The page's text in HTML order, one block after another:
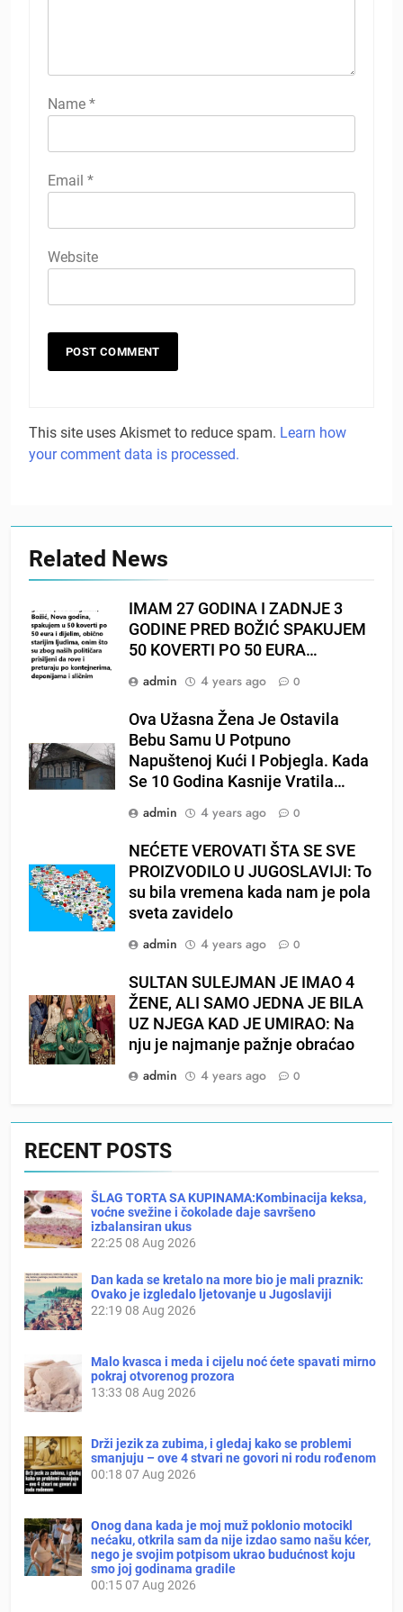
Name *
Email *
Website
This site uses Akismet to reduce spam. Learn how
your comment data is processed.
Related News
IMAM 27 GODINA I ZADNJE 3
GODINE PRED BOŽIĆ SPAKUJEM
50 KOVERTI PO 50 EURA…
admin
4 years ago 0
Ova Užasna Žena Je Ostavila
Bebu Samu U Potpuno
Napuštenoj Kući I Pobjegla. Kada
Se 10 Godina Kasnije Vratila…
admin
4 years ago 0
NEĆETE VEROVATI ŠTA SE SVE
PROIZVODILO U JUGOSLAVIJI: To
su bila vremena kada nam je pola
sveta zavidelo
admin
4 years ago 0
SULTAN SULEJMAN JE IMAO 4
ŽENE, ALI SAMO JEDNA JE BILA
UZ NJEGA KAD JE UMIRAO: Na
nju je najmanje pažnje obraćao
admin
4 years ago 0
RECENT POSTS
ŠLAG TORTA SA KUPINAMA:Kombinacija keksa,
voćne svežine i čokolade daje savršeno
izbalansiran ukus
22:2508 Aug 2026
Dan kada se kretalo na more bio je mali praznik:
Ovako je izgledalo ljetovanje u Jugoslaviji
22:19 08 Aug 2026
Malo kvasca i meda i cijelu noć ćete spavati mirno
pokraj otvorenog prozora
13:33 08 Aug 2026
Drži jezik za zubima, i gledaj kako se problemi
smanjuju – ove 4 stvari ne govori ni rodu rođenom
00:18 07 Aug 2026
Onog dana kada je moj muž poklonio motocikl
nećaku, otkrila sam da nije izdao samo našu kćer,
nego je svojim potpisom ukrao budućnost koju
smo joj godinama gradile
00:1507 Aug 2026